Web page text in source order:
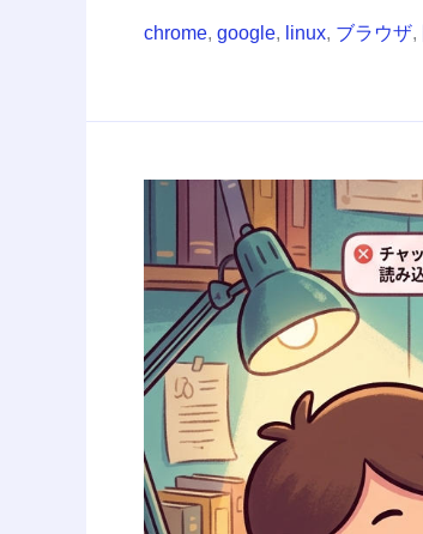
chrome, google, linux, ブラウザ,
【Gemini
ワ
ザ】
「チ
ャ
ッ
ト
体
を
読